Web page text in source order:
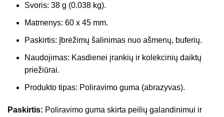
Svoris: 38 g (0.038 kg).
Matmenys: 60 x 45 mm.
Paskirtis: Įbrėžimų šalinimas nuo ašmenų, buferių.
Naudojimas: Kasdienei įrankių ir kolekcinių daiktų
priežiūrai.
Produkto tipas: Poliravimo guma (abrazyvas).
Paskirtis: Poliravimo guma skirta peilių galandinimui ir